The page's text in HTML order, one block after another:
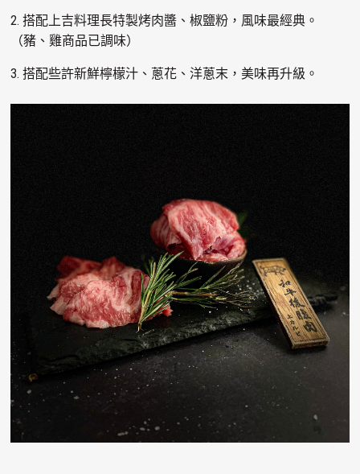
2. 搭配上吉料理長特製烤肉醬、椒鹽粉，風味最經典。
（豬、雞商品已調味）
3. 搭配些許新鮮檸檬汁、蔥花、洋蔥末，美味再升級。